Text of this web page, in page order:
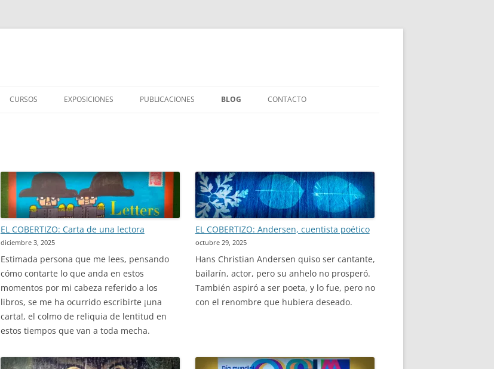
CURSOS
TALLER DE POESÍA
CONTAR CON LOS LIBROS
EXPOSICIONES
DESDE TODOS LOS PUNTOS
PUBLICACIONES
LIBROS COLABORACIONES
EXPERIMENTOS EDITORIALES
CANCIONES
BLOG CONTACTO
EL COBERTIZO: Carta de una lectora
diciembre 3, 2025
Estimada persona que me lees, pensando
cómo contarte lo que anda en estos
momentos por mi cabeza referido a los
libros, se me ha ocurrido escribirte ¡una
carta!, el colmo de reliquia de lentitud en
estos tiempos que van a toda mecha.
EL COBERTIZO: Andersen, cuentista poético
octubre 29, 2025
Hans Christian Andersen quiso ser cantante,
bailarín, actor, pero su anhelo no prosperó.
También aspiró a ser poeta, y lo fue, pero no
con el renombre que hubiera deseado.